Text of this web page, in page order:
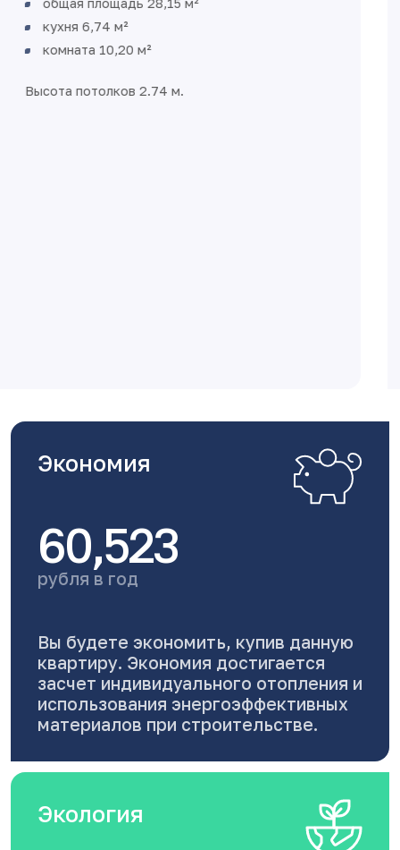
комфорт в небольшом пространстве
Легко зонируется
Есть место для организации мест
Большой совмещенный санузел с местом
Экономия
60,523
рубля в год
Вы будете экономить, купив данную
квартиру. Экономия достигается
засчет индивидуального отопления и
использования энергоэффективных
материалов при строительстве.
Экология